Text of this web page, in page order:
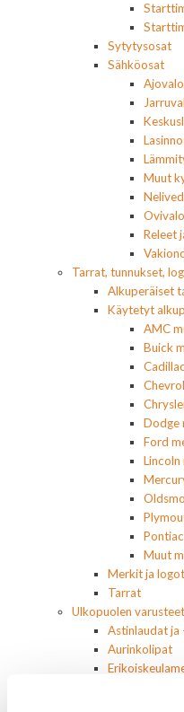
Sytytysosat
Sähköosat
Muut
Releet
Tarrat, tunnukset,
Alkuperäiset
Käytetyt
AMC
Buick
Dodge
Ford
Muut
Merkit ja logot
Tarrat
Ulkopuolen
Astinlaudat ja
Aurinkolipat